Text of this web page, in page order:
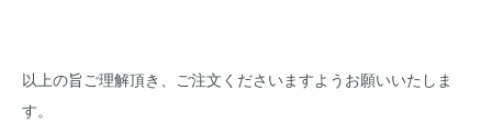
以上の旨ご理解頂き、ご注文くださいますようお願いいたしま
す。